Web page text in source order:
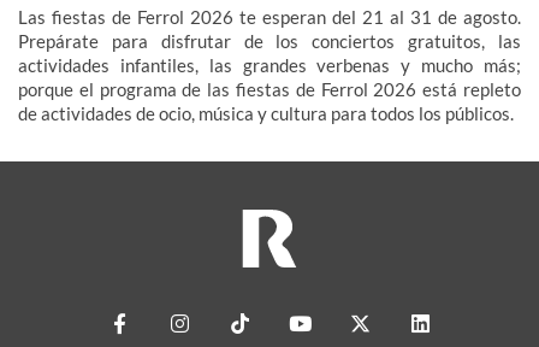
Las fiestas de Ferrol 2026 te esperan del 21 al 31 de agosto.
Prepárate para disfrutar de los conciertos gratuitos, las
actividades infantiles, las grandes verbenas y mucho más;
porque el programa de las fiestas de Ferrol 2026 está repleto
de actividades de ocio, música y cultura para todos los públicos.